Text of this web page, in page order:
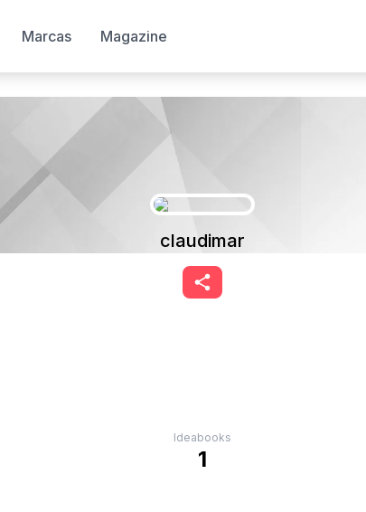
Marcas Magazine
claudimar
Ideabooks
1